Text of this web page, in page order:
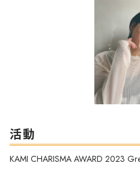
活動
KAMI CHARISMA AWARD 2023